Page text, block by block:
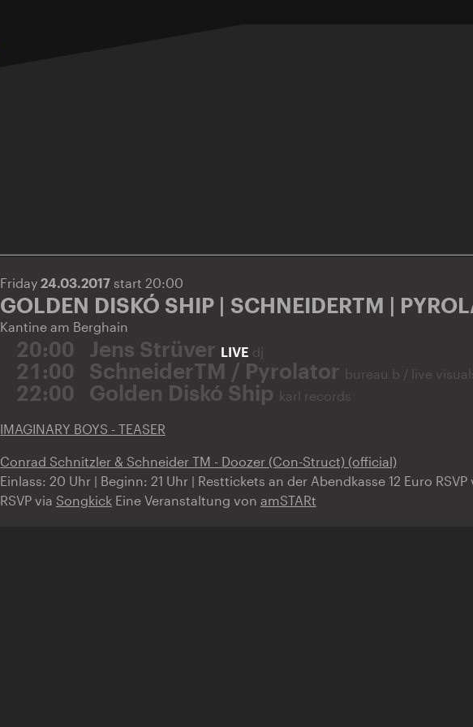
Friday 24.03.2017 start 20:00
GOLDEN DISKÓ SHIP | SCHNEIDERTM |
Kantine am Berghain
20:00 Jens Strüver LIVE dj
21:00 SchneiderTM / Pyrolator bureau b / live
22:00 Golden Diskó Ship karl records
IMAGINARY BOYS - TEASER
Conrad Schnitzler & Schneider TM - Doozer (Con-Struct) (official)
Einlass: 20 Uhr | Beginn: 21 Uhr | Resttickets an der Abendkasse 12 Euro RSVP
RSVP via SongkickEine Veranstaltung von amSTARt